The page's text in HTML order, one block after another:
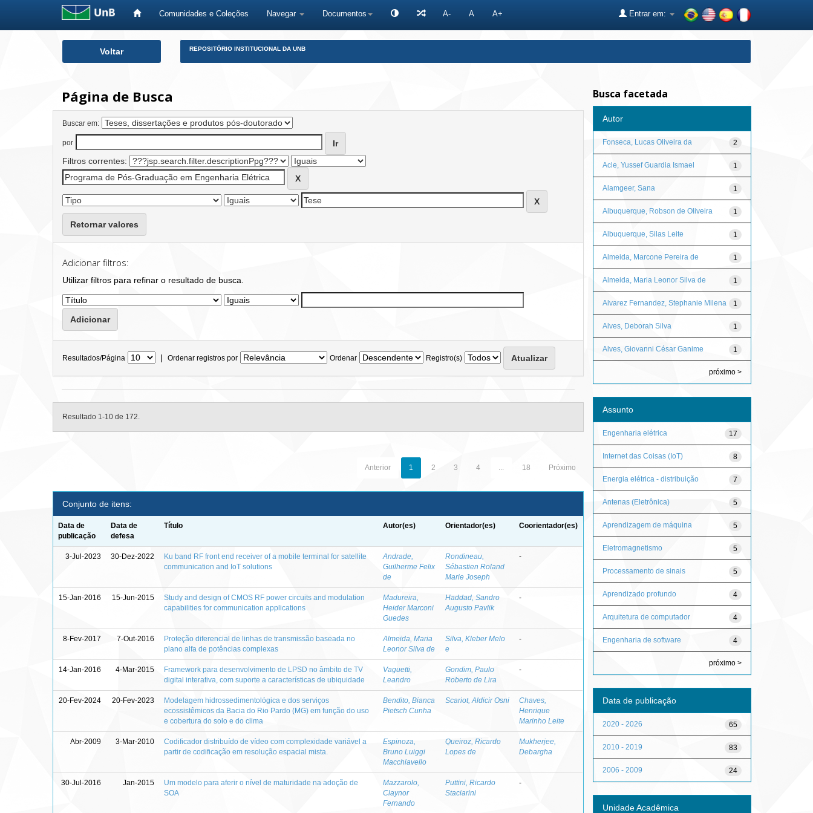
Comunidades e Coleções Navegar Documentos A- A A+ Entrar em:
Voltar REPOSITÓRIO INSTITUCIONAL DA UNB
Página de Busca
Buscar em:
por
Filtros correntes:
Retornar valores
Adicionar filtros:
Utilizar filtros para refinar o resultado de busca.
Resultados/Página | Ordenar registros por Ordenar Registro(s)
Resultado 1-10 de 172.
Anterior 1 2 3 4 ... 18 Próximo
Conjunto de itens:
Data de
publicação
Data de
defesa
Título Autor(es) Orientador(es) Coorientador(es)
3-Jul-2023 30-Dez-2022
Ku band RF front end receiver of a mobile terminal for satellite
communication and IoT solutions
Andrade,
Guilherme Felix
de
Rondineau,
Sébastien Roland
Marie Joseph
-
15-Jan-2016 15-Jun-2015
Study and design of CMOS RF power circuits and modulation
capabilities for communication applications
Madureira,
Heider Marconi
Guedes
Haddad, Sandro
Augusto Pavlik
-
8-Fev-2017 7-Out-2016
Proteção diferencial de linhas de transmissão baseada no
plano alfa de potências complexas
Almeida, Maria
Leonor Silva de
Silva, Kleber Melo
e
-
14-Jan-2016 4-Mar-2015
Framework para desenvolvimento de LPSD no âmbito de TV
digital interativa, com suporte a características de ubiquidade
Vaguetti,
Leandro
Gondim, Paulo
Roberto de Lira
-
20-Fev-2024 20-Fev-2023
Modelagem hidrossedimentológica e dos serviços
ecossistêmicos da Bacia do Rio Pardo (MG) em função do uso
e cobertura do solo e do clima
Bendito, Bianca
Pietsch Cunha
Scariot, Aldicir Osni
Chaves,
Henrique
Marinho Leite
Abr-2009 3-Mar-2010
Codificador distribuído de vídeo com complexidade variável a
partir de codificação em resolução espacial mista.
Espinoza,
Bruno Luiggi
Macchiavello
Queiroz, Ricardo
Lopes de
Mukherjee,
Debargha
30-Jul-2016 Jan-2015
Um modelo para aferir o nível de maturidade na adoção de
SOA
Mazzarolo,
Claynor
Fernando
Puttini, Ricardo
Staciarini
-
Busca facetada
Autor
2
Fonseca, Lucas Oliveira da
1
Acle, Yussef Guardia Ismael
1
Alamgeer, Sana
1
Albuquerque, Robson de Oliveira
1
Albuquerque, Silas Leite
1
Almeida, Marcone Pereira de
1
Almeida, Maria Leonor Silva de
1
Alvarez Fernandez, Stephanie Milena
1
Alves, Deborah Silva
1
Alves, Giovanni César Ganime
próximo >
Assunto
17
Engenharia elétrica
8
Internet das Coisas (IoT)
7
Energia elétrica - distribuição
5
Antenas (Eletrônica)
5
Aprendizagem de máquina
5
Eletromagnetismo
5
Processamento de sinais
4
Aprendizado profundo
4
Arquitetura de computador
4
Engenharia de software
próximo >
Data de publicação
65
2020 - 2026
83
2010 - 2019
24
2006 - 2009
Unidade Acadêmica